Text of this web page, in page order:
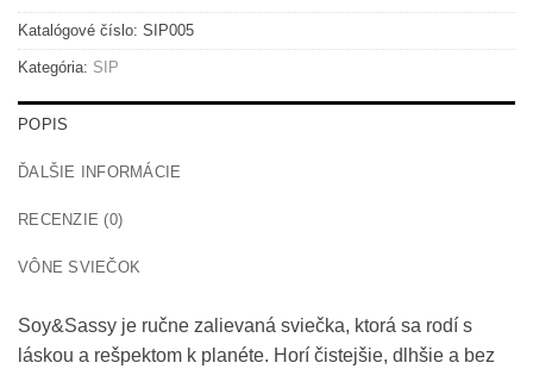
Katalógové číslo: SIP005
Kategória: SIP
POPIS
ĎALŠIE INFORMÁCIE
RECENZIE (0)
VÔNE SVIEČOK
Soy&Sassy je ručne zalievaná sviečka, ktorá sa rodí s
láskou a rešpektom k planéte. Horí čistejšie, dlhšie a bez